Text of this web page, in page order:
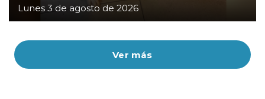
Ver más
Lunes 3 de agosto de 2026